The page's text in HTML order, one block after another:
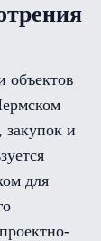
объектов
закупок и
для